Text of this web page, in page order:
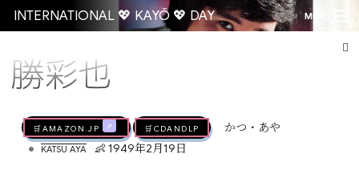
INTERNATIONAL 💖 KAYŌ 💖 DAY MENU
勝彩也
🛒AMAZON.jp 🛒CDandLP かつ・あや
• KATSU AYA 👶 1949年2月19日